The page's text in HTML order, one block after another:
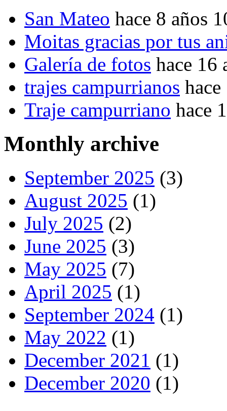
San Mateo hace 8 años
Moitas gracias por tus
Galería de fotos hace 16
trajes campurrianos
Traje campurriano hace
Monthly archive
September 2025 (3)
August 2025 (1)
July 2025 (2)
June 2025 (3)
May 2025 (7)
April 2025 (1)
September 2024 (1)
May 2022 (1)
December 2021 (1)
December 2020 (1)